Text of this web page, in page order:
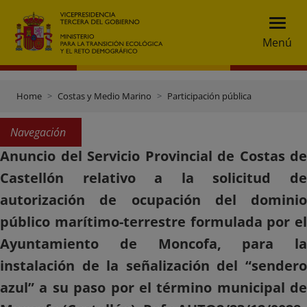
Menú
Home Costas y Medio Marino Participación pública
Navegación
Anuncio del Servicio Provincial de Costas de
Castellón relativo a la solicitud de
autorización de ocupación del dominio
público marítimo-terrestre formulada por el
Ayuntamiento de Moncofa, para la
instalación de la señalización del “sendero
azul” a su paso por el término municipal de